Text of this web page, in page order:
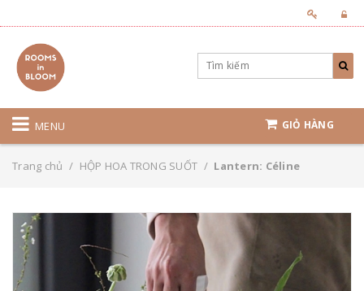
MENU GIỎ HÀNG
Trang chủ / HỘP HOA TRONG SUỐT / Lantern: Céline